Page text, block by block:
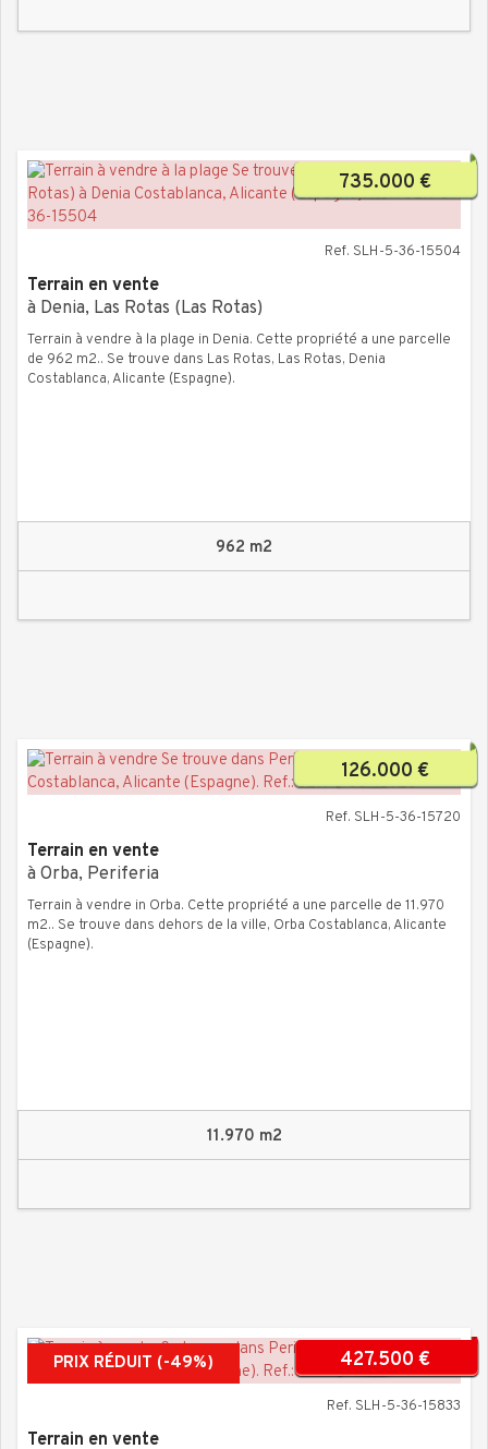
735.000 €
Ref. SLH-5-36-15504
Terrain en vente
à Denia, Las Rotas (Las Rotas)
Terrain à vendre à la plage in Denia. Cette propriété a une parcelle
de 962 m2.. Se trouve dans Las Rotas, Las Rotas, Denia
Costablanca, Alicante (Espagne).
962 m2
126.000 €
Ref. SLH-5-36-15720
Terrain en vente
à Orba, Periferia
Terrain à vendre in Orba. Cette propriété a une parcelle de 11.970
m2.. Se trouve dans dehors de la ville, Orba Costablanca, Alicante
(Espagne).
11.970 m2
427.500 €
PRIX RÉDUIT (-49%)
Ref. SLH-5-36-15833
Terrain en vente